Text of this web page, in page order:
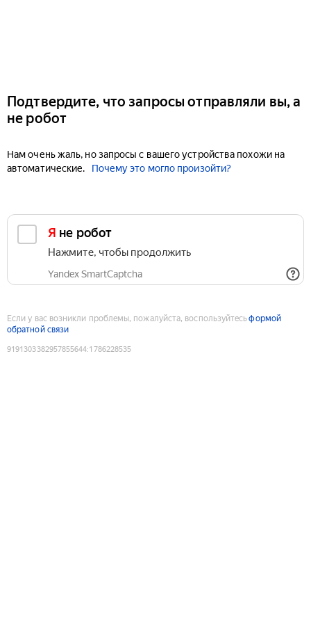
Подтвердите, что запросы отправляли вы, а
не робот
Нам очень жаль, но запросы с вашего устройства похожи на
автоматические.
Почему это могло произойти?
Я не робот
Нажмите, чтобы продолжить
Yandex SmartCaptcha
Если у вас возникли проблемы, пожалуйста, воспользуйтесьформой
обратной связи
9191303382957855644:1786228535